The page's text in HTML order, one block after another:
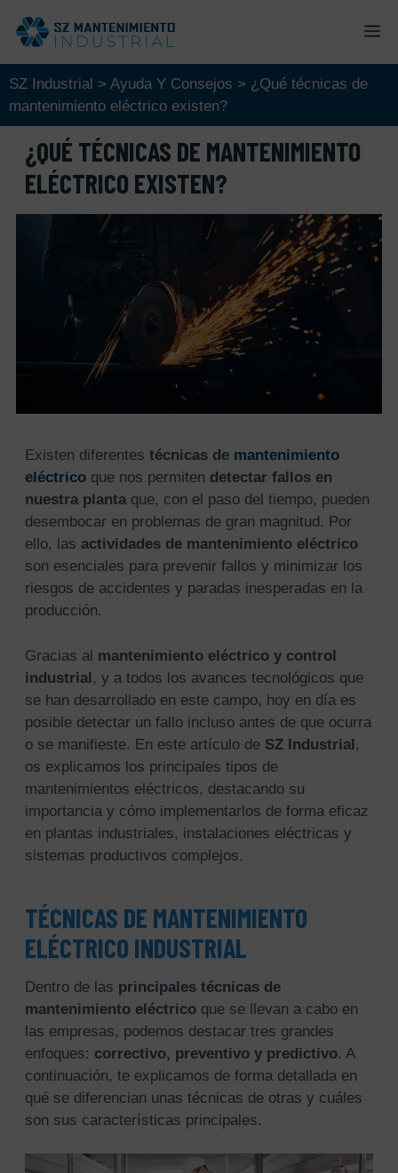
SZ Industrial > Ayuda Y Consejos > ¿Qué técnicas de
mantenimiento eléctrico existen?
¿QUÉ TÉCNICAS DE MANTENIMIENTO
ELÉCTRICO EXISTEN?
Existen diferentes técnicas de mantenimiento
eléctricoque nos permiten detectar fallos en
nuestra plantaque, con el paso del tiempo, pueden
desembocar en problemas de gran magnitud. Por
ello, las actividades de mantenimiento eléctrico
son esenciales para prevenir fallos y minimizar los
riesgos de accidentes y paradas inesperadas en la
producción.
Gracias al mantenimiento eléctrico y control
industrial, y a todos los avances tecnológicos que
se han desarrollado en este campo, hoy en día es
posible detectar un fallo incluso antes de que ocurra
o se manifieste. En este artículo de SZ Industrial,
os explicamos los principales tipos de
mantenimientos eléctricos, destacando su
importancia y cómo implementarlos de forma eficaz
en plantas industriales, instalaciones eléctricas y
sistemas productivos complejos.
TÉCNICAS DE MANTENIMIENTO
ELÉCTRICO INDUSTRIAL
Dentro de las principales técnicas de
mantenimiento eléctricoque se llevan a cabo en
las empresas, podemos destacar tres grandes
enfoques: correctivo, preventivo y predictivo. A
continuación, te explicamos de forma detallada en
qué se diferencian unas técnicas de otras y cuáles
son sus características principales.